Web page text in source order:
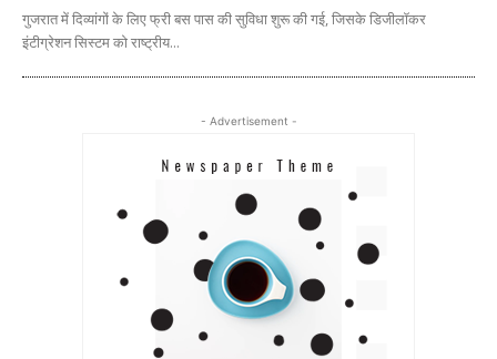
गुजरात में दिव्यांगों के लिए फ्री बस पास की सुविधा शुरू की गई, जिसके डिजीलॉकर
इंटीग्रेशन सिस्टम को राष्ट्रीय...
- Advertisement -